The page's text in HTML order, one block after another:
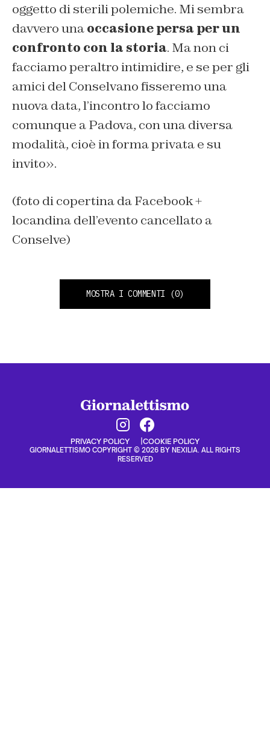
oggetto di sterili polemiche. Mi sembra
davvero unaoccasione persa per un
confronto con la storia. Ma non ci
facciamo peraltro intimidire, e se per gli
amici del Conselvano fisseremo una
nuova data, l’incontro lo facciamo
comunque a Padova, con una diversa
modalità, cioè in forma privata e su
invito».
(foto di copertina da Facebook +
locandina dell’evento cancellato a
Conselve)
MOSTRA I COMMENTI (0)
PRIVACY POLICY COOKIE POLICY
GIORNALETTISMO COPYRIGHT © 2026 BY NEXILIA. ALL RIGHTS
RESERVED